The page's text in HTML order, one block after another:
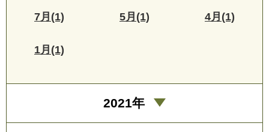
7月(1) 5月(1) 4月(1)
1月(1)
2021年